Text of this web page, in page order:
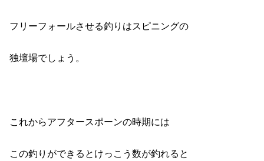
フリーフォールさせる釣りはスピニングの
独壇場でしょう。
これからアフタースポーンの時期には
この釣りができるとけっこう数が釣れると